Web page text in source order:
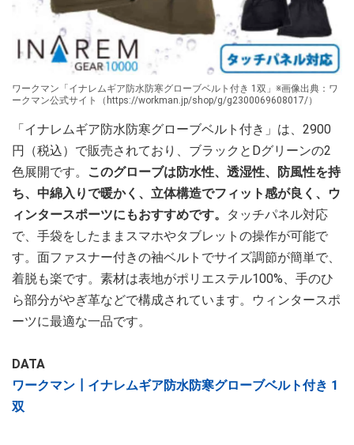
ワークマン「イナレムギア防水防寒グローブベルト付き 1双」※画像出典：ワ
ークマン公式サイト（https://workman.jp/shop/g/g2300069608017/）
「イナレムギア防水防寒グローブベルト付き」は、2900
円（税込）で販売されており、ブラックとDグリーンの2
色展開です。
このグローブは防水性、透湿性、防風性を持
ち、中綿入りで暖かく、立体構造でフィット感が良く、ウ
ィンタースポーツにもおすすめです。
タッチパネル対応
で、手袋をしたままスマホやタブレットの操作が可能で
す。面ファスナー付きの袖ベルトでサイズ調節が簡単で、
着脱も楽です。素材は表地がポリエステル100%、手のひ
ら部分がやぎ革などで構成されています。ウィンタースポ
ーツに最適な一品です。
DATA
ワークマン┃イナレムギア防水防寒グローブベルト付き 1
双